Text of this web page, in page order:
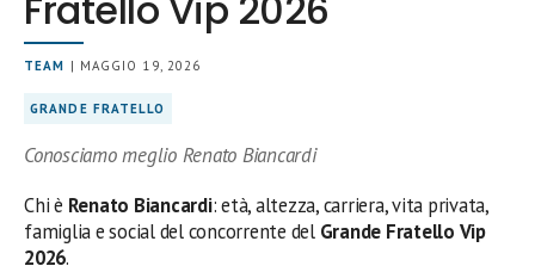
TEAM | MAGGIO 19, 2026
GRANDE FRATELLO
Conosciamo meglio Renato Biancardi
Chi è Renato Biancardi: età, altezza, carriera, vita privata,
famiglia e social del concorrente del Grande Fratello Vip
2026.